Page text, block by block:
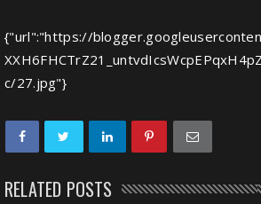
{"url":"https://
c/27.jpg"}
RELATED POSTS